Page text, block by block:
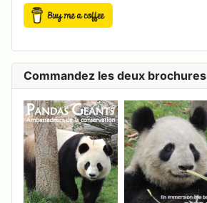
Commandez les deux brochures